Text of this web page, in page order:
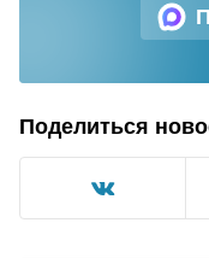
Поделиться